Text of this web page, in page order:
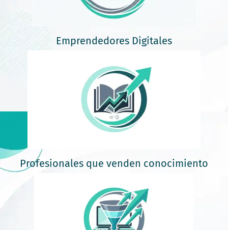
Emprendedores Digitales
Profesionales que venden conocimiento